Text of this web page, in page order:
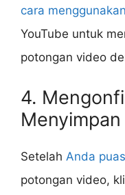
cara menggunakan
YouTube untuk
potongan video
4.
Setelah Anda
potongan video,